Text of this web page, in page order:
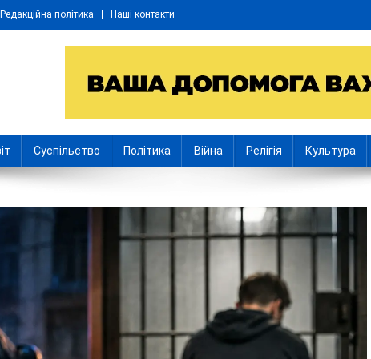
Редакційна політика Наші контакти
Суспільство Політика Війна Релігія Культура